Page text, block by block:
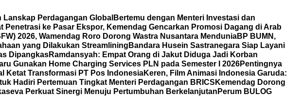
Perdagangan Global Bertemu dengan Menteri Investasi dan
Penetrasi ke Pasar Ekspor, Kemendag Gencarkan Promosi Dagang di Arab
2026, Wamendag Roro Dorong Wastra Nusantara MenduniaBP BUMN,
yang Dilakukan Streamlining Bandara Husein Sastranegara Siap Layani
DipangkasRamdansyah: Empat Orang di Jakut Diduga Jadi Korban
Gunakan Home Charging Services PLN pada Semester I 2026Pentingnya
Ketat Transformasi PT Pos IndonesiaKeren, Film Animasi Indonesia Garuda:
Hadiri Pertemuan Tingkat Menteri Perdagangan BRICS Kemendag Dorong
Perkuat Sinergi Menuju Pertumbuhan Berkelanjutan Perum BULOG